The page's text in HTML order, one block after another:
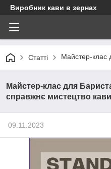
Виробник кави в зернах
Статті Майстер-клас
Майстер-клас для
справжнє мистецтво
09.11.2023